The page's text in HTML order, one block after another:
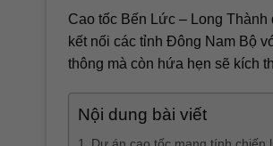
Cao tốc Bến Lức – Long
kết nối các tỉnh Đông Nam Bộ
thông mà còn hứa hẹn sẽ kích
Nội dung bài viết